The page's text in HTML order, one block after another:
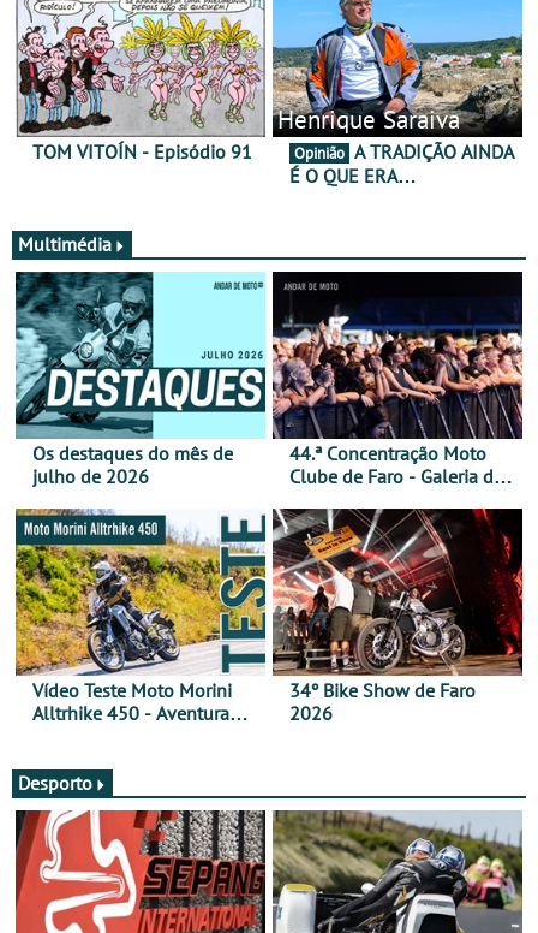
TOM VITOÍN - Episódio 91
Henrique Saraiva
Opinião
É O QUE ERA…
Multimédia
Os destaques do mês de
julho de 2026
44.ª Concentração Moto
Clube de Faro - Galeria de
Vídeo Teste Moto Morini
Alltrhike 450 - Aventura
34º Bike Show de Faro
2026
Desporto